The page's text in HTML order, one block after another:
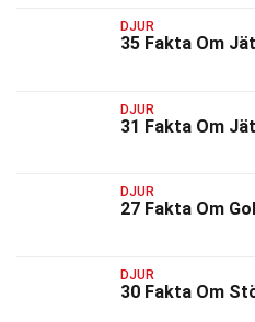
DJUR
35 Fakta Om
DJUR
31 Fakta Om
DJUR
27 Fakta Om
DJUR
30 Fakta Om